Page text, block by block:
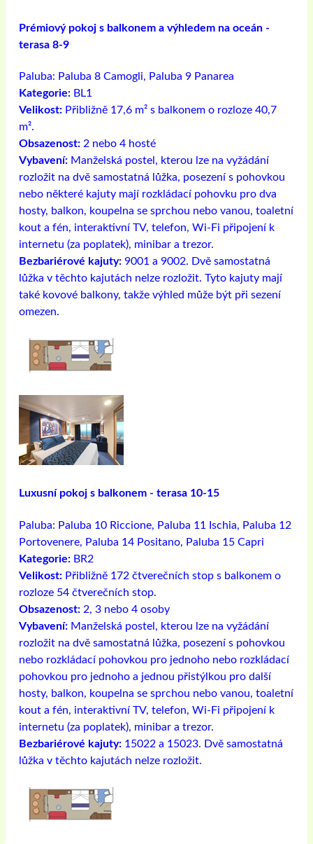
Prémiový pokoj s balkonem a výhledem na oceán -
terasa 8-9
Paluba: Paluba 8 Camogli, Paluba 9 Panarea
Kategorie: BL1
Velikost: Přibližně 17,6 m² s balkonem o rozloze 40,7
m².
Obsazenost: 2 nebo 4 hosté
Vybavení: Manželská postel, kterou lze na vyžádání
rozložit na dvě samostatná lůžka, posezení s pohovkou
nebo některé kajuty mají rozkládací pohovku pro dva
hosty, balkon, koupelna se sprchou nebo vanou, toaletní
kout a fén, interaktivní TV, telefon, Wi-Fi připojení k
internetu (za poplatek), minibar a trezor.
Bezbariérové ​​kajuty: 9001 a 9002. Dvě samostatná
lůžka v těchto kajutách nelze rozložit. Tyto kajuty mají
také kovové balkony, takže výhled může být při sezení
omezen.
Luxusní pokoj s balkonem - terasa 10-15
Paluba: Paluba 10 Riccione, Paluba 11 Ischia, Paluba 12
Portovenere, Paluba 14 Positano, Paluba 15 Capri
Kategorie: BR2
Velikost: Přibližně 172 čtverečních stop s balkonem o
rozloze 54 čtverečních stop.
Obsazenost: 2, 3 nebo 4 osoby
Vybavení: Manželská postel, kterou lze na vyžádání
rozložit na dvě samostatná lůžka, posezení s pohovkou
nebo rozkládací pohovkou pro jednoho nebo rozkládací
pohovkou pro jednoho a jednou přistýlkou ​​pro další
hosty, balkon, koupelna se sprchou nebo vanou, toaletní
kout a fén, interaktivní TV, telefon, Wi-Fi připojení k
internetu (za poplatek), minibar a trezor.
Bezbariérové ​​kajuty: 15022 a 15023. Dvě samostatná
lůžka v těchto kajutách nelze rozložit.